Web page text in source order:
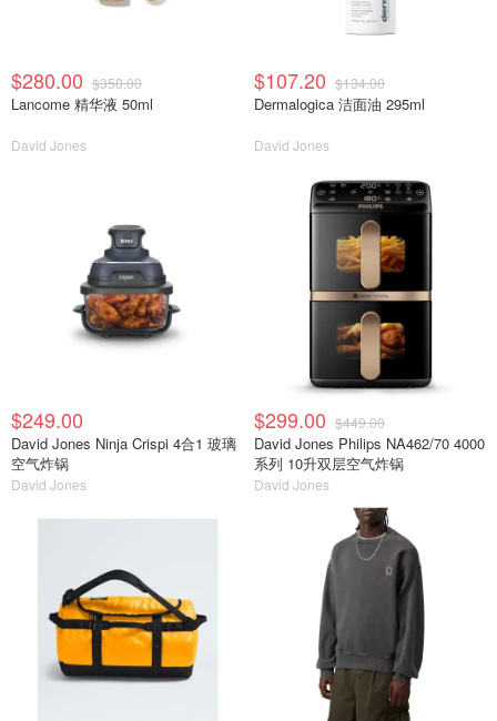
$280.00 $350.00
Lancome 精华液 50ml
David Jones
$107.20 $134.00
Dermalogica 洁面油 295ml
David Jones
$249.00
David Jones Ninja Crispi 4合1 玻璃
空气炸锅
David Jones
$299.00 $449.00
David Jones Philips NA462/70 4000
系列 10升双层空气炸锅
David Jones